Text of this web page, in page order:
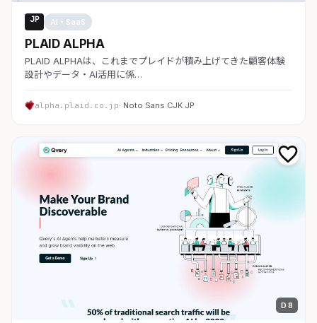
JP AI・SaaS
PLAID ALPHA
PLAID ALPHAは、これまでプレイドが積み上げてきた顧客体験
設計やデータ・AI活用に係…
alpha.plaid.co.jp· Noto Sans CJK JP
D 8